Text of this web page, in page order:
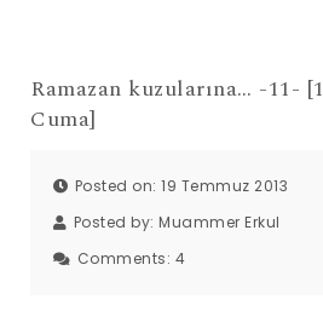
Ramazan kuzularına… -11-
Cuma]
Posted on: 19 Temmuz 2013
Posted by: Muammer Erkul
Comments: 4